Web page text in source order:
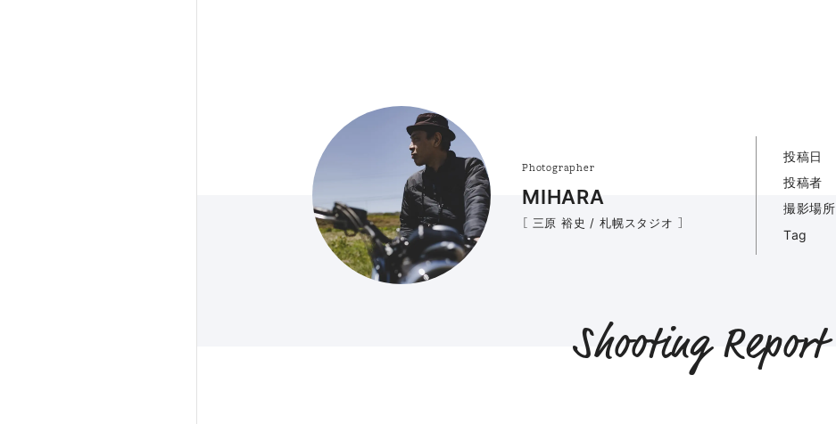
Photographer
MIHARA
［ 三原 裕史 / 札幌スタジオ ］
投稿日
投稿者
撮影場所
Tag
Shooting Report